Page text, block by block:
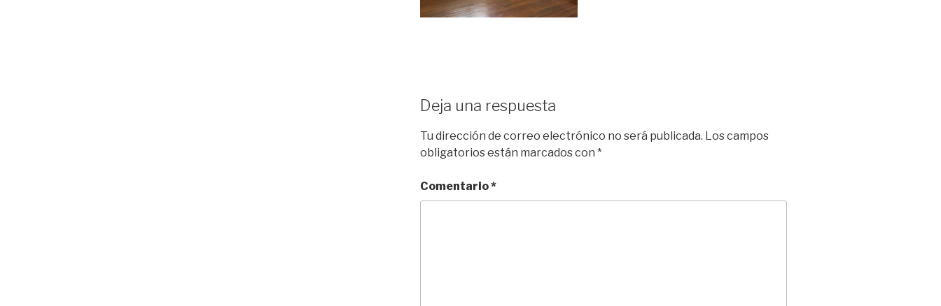
Deja una respuesta
Tu dirección de correo electrónico no será publicada. Los campos
obligatorios están marcados con *
Comentario*